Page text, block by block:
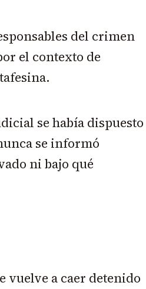
del crimen
el contexto de
se había dispuesto
se informó
ni bajo qué
vuelve a caer detenido